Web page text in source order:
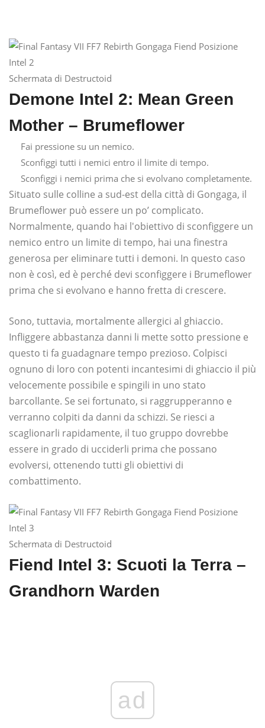
Schermata di Destructoid
Demone Intel 2: Mean Green
Mother – Brumeflower
Fai pressione su un nemico.
Sconfiggi tutti i nemici entro il limite di tempo.
Sconfiggi i nemici prima che si evolvano completamente.
Situato sulle colline a sud-est della città di Gongaga, il
Brumeflower può essere un po’ complicato.
Normalmente, quando hai l'obiettivo di sconfiggere un
nemico entro un limite di tempo, hai una finestra
generosa per eliminare tutti i demoni. In questo caso
non è così, ed è perché devi sconfiggere i Brumeflower
prima che si evolvano e hanno fretta di crescere.
Sono, tuttavia, mortalmente allergici al ghiaccio.
Infliggere abbastanza danni li mette sotto pressione e
questo ti fa guadagnare tempo prezioso. Colpisci
ognuno di loro con potenti incantesimi di ghiaccio il più
velocemente possibile e spingili in uno stato
barcollante. Se sei fortunato, si raggrupperanno e
verranno colpiti da danni da schizzi. Se riesci a
scaglionarli rapidamente, il tuo gruppo dovrebbe
essere in grado di ucciderli prima che possano
evolversi, ottenendo tutti gli obiettivi di
combattimento.
Schermata di Destructoid
Fiend Intel 3: Scuoti la Terra –
Grandhorn Warden
ad